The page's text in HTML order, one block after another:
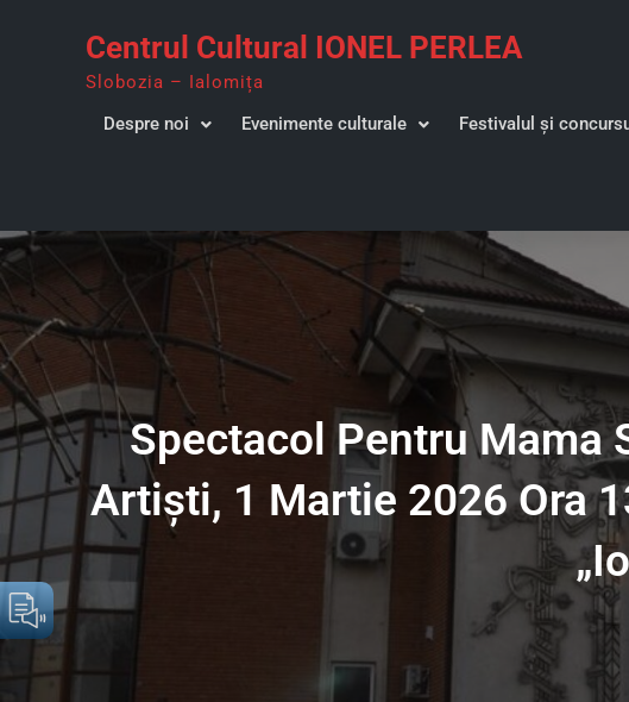
Centrul Cultural IONEL PERLEA
Slobozia – Ialomița
Despre noi
Evenimente culturale Festivalul și
Spectacol Pentru Mama
Artişti, 1 Martie 2026 Ora